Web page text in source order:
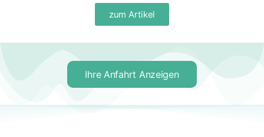
zum Artikel
Ihre Anfahrt Anzeigen